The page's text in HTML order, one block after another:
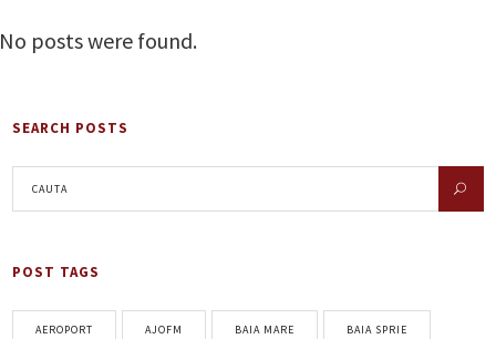
No posts were found.
SEARCH POSTS
POST TAGS
AEROPORT AJOFM BAIA MARE BAIA SPRIE